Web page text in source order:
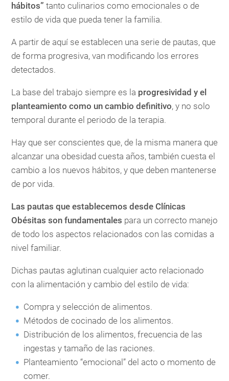
hábitos” tanto culinarios como emocionales o de
estilo de vida que pueda tener la familia.
A partir de aquí se establecen una serie de pautas, que
de forma progresiva, van modificando los errores
detectados.
La base del trabajo siempre es la progresividad y el
planteamiento como un cambio definitivo, y no solo
temporal durante el periodo de la terapia.
Hay que ser conscientes que, de la misma manera que
alcanzar una obesidad cuesta años, también cuesta el
cambio a los nuevos hábitos, y que deben mantenerse
de por vida.
Las pautas que establecemos desde Clínicas
Obésitas son fundamentales para un correcto manejo
de todo los aspectos relacionados con las comidas a
nivel familiar.
Dichas pautas aglutinan cualquier acto relacionado
con la alimentación y cambio del estilo de vida:
Compra y selección de alimentos.
Métodos de cocinado de los alimentos.
Distribución de los alimentos, frecuencia de las
ingestas y tamaño de las raciones.
Planteamiento “emocional” del acto o momento de
comer.